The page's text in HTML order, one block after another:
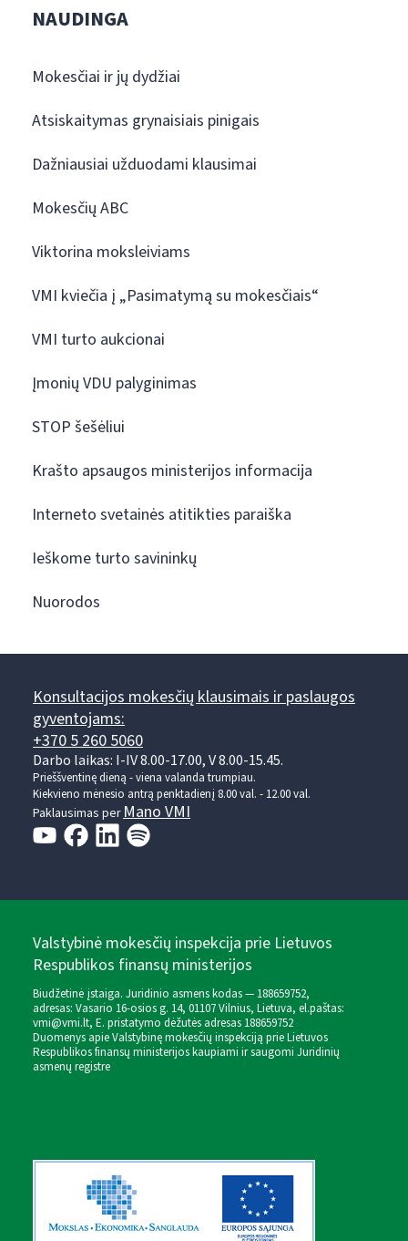
NAUDINGA
Mokesčiai ir jų dydžiai
Atsiskaitymas grynaisiais pinigais
Dažniausiai užduodami klausimai
Mokesčių ABC
Viktorina moksleiviams
VMI kviečia į „Pasimatymą su mokesčiais“
VMI turto aukcionai
Įmonių VDU palyginimas
STOP šešėliui
Krašto apsaugos ministerijos informacija
Interneto svetainės atitikties paraiška
Ieškome turto savininkų
Nuorodos
Konsultacijos mokesčių klausimais ir paslaugos
gyventojams:
+370 5 260 5060
Darbo laikas: I-IV 8.00-17.00, V 8.00-15.45.
Prieššventinę dieną - viena valanda trumpiau.
Kiekvieno mėnesio antrą penktadienį 8.00 val. - 12.00 val.
Paklausimas perMano VMI
Valstybinė mokesčių inspekcija prie Lietuvos
Respublikos finansų ministerijos
Biudžetinė įstaiga. Juridinio asmens kodas — 188659752,
adresas: Vasario 16-osios g. 14, 01107 Vilnius, Lietuva, el.paštas:
vmi@vmi.lt, E. pristatymo dėžutės adresas 188659752
Duomenys apie Valstybinę mokesčių inspekciją prie Lietuvos
Respublikos finansų ministerijos kaupiami ir saugomi Juridinių
asmenų registre